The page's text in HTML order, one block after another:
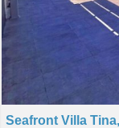
Seafront Villa